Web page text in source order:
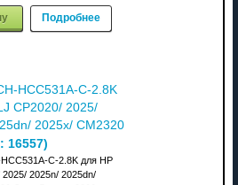
Подробнее
HCC531A-C-2.8K
CP2020/ 2025/
2025x/ CM2320
16557)
C-2.8K для HP
2025n/ 2025dn/